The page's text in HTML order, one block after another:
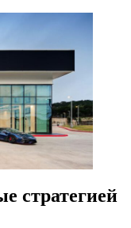
стратегией